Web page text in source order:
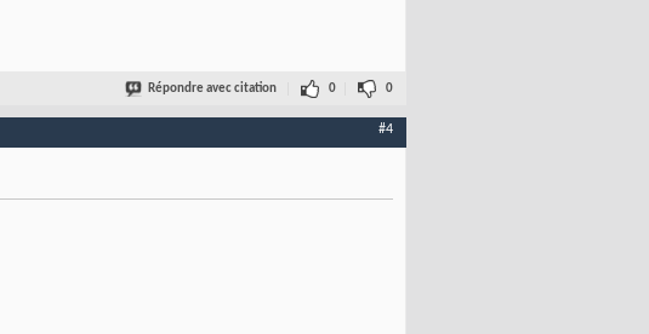
Répondre avec citation 0 0
#4